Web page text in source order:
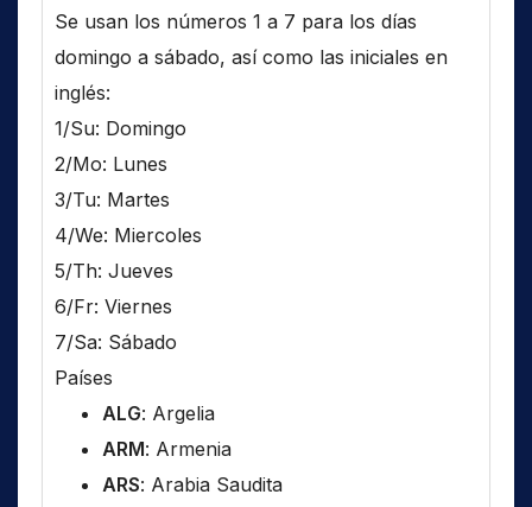
Se usan los números 1 a 7 para los días
domingo a sábado, así como las iniciales en
inglés:
1/Su: Domingo
2/Mo: Lunes
3/Tu: Martes
4/We: Miercoles
5/Th: Jueves
6/Fr: Viernes
7/Sa: Sábado
Países
ALG: Argelia
ARM: Armenia
ARS: Arabia Saudita